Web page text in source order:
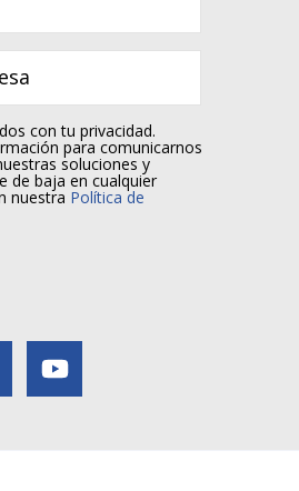
con tu privacidad.
para comunicarnos
soluciones y
de baja en cualquier
nuestra Política de